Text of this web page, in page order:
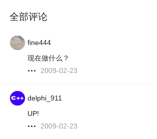
全部评论
fine444
现在做什么？
2009-02-23
delphi_911
UP!
2009-02-23